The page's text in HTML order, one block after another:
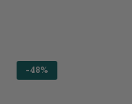
-48%